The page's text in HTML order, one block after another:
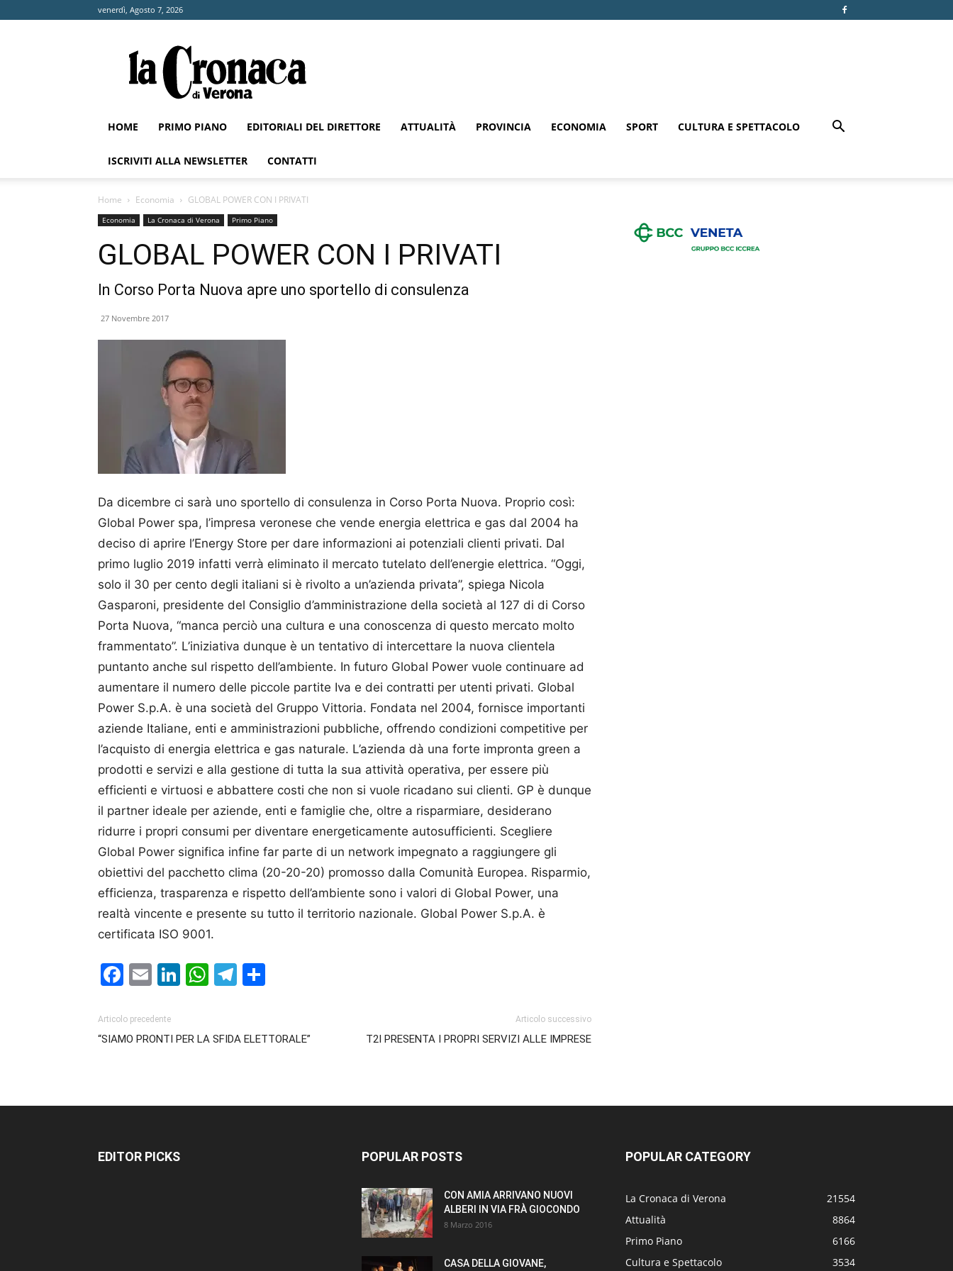
venerdì, Agosto 7, 2026
Cronaca
di
Verona
HOME PRIMO PIANO EDITORIALI DEL DIRETTORE ATTUALITÀ PROVINCIA ECONOMIA SPORT CULTURA E SPETTACOLO
ISCRIVITI ALLA NEWSLETTER CONTATTI
Home Economia GLOBAL POWER CON I PRIVATI
Economia La Cronaca di Verona Primo Piano
GLOBAL POWER CON I PRIVATI
In Corso Porta Nuova apre uno sportello di consulenza
27 Novembre 2017
Da dicembre ci sarà uno spor­tello di consulenza in Corso Porta Nuova. Proprio così:
Global Power spa, l’impresa veronese che vende energia elettrica e gas dal 2004 ha
deciso di aprire l’Energy Store per dare informazioni ai potenziali clienti privati. Dal
primo luglio 2019 infatti verrà eliminato il mercato tutelato dell’energie elettrica. “Oggi,
solo il 30 per cento degli italiani si è rivolto a un’azienda privata”, spiega Nico­la
Gasparoni, presidente del Consiglio d’amministrazione della società al 127 di di Corso
Porta Nuova, “manca perciò una cultura e una conoscenza di questo mercato molto
frammentato”. L’iniziativa dunque è un tentativo di intercettare la nuova clientela
puntanto anche sul rispetto dell’ambiente. In futuro Global Power vuole continuare ad
aumentare il numero delle piccole partite Iva e dei contratti per utenti privati. Global
Power S.p.A. è una società del Gruppo Vittoria. Fondata nel 2004, fornisce importanti
aziende Italiane, enti e amministrazioni pubbliche, offrendo condizioni competitive per
l’acquisto di energia elettrica e gas naturale. L’azienda dà una forte impronta green a
prodotti e servizi e alla gestione di tutta la sua attività operativa, per essere più
efficienti e virtuosi e abbattere costi che non si vuole ricadano sui clienti. GP è dunque
il partner ideale per aziende, enti e famiglie che, oltre a risparmiare, desiderano
ridurre i propri consumi per diventare energeticamente au­to­­sufficienti. Scegliere
Global Power significa infine far parte di un network impegnato a raggiungere gli
obiettivi del pacchetto clima (20-20-20) promosso dalla Comunità Europea. Risparmio,
efficienza, trasparenza e rispetto dell’ambiente sono i valori di Global Power, una
realtà vincente e presente su tutto il territorio nazionale. Global Power S.p.A. è
certificata ISO 9001.
Facebook
EmailLinkedIn
WhatsApp
Telegram
Articolo precedente
“SIAMO PRONTI PER LA SFIDA ELETTORALE”
Articolo successivo
T2I PRESENTA I PROPRI SERVIZI ALLE IMPRESE
EDITOR PICKS POPULAR POSTS
CON AMIA ARRIVANO NUOVI
ALBERI IN VIA FRÀ GIOCONDO
8 Marzo 2016
CASA DELLA GIOVANE,
POPULAR CATEGORY
La Cronaca di Verona
21554
Attualità
8864
Primo Piano
6166
Cultura e Spettacolo
3534